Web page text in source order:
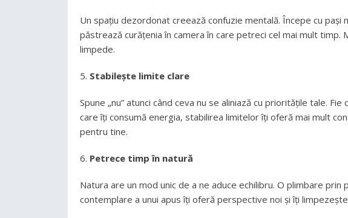
Un spațiu dezordonat creează confuzie mentală. Începe cu pași
păstrează curățenia în camera în care petreci cel mai mult timp.
limpede.
Stabilește limite clare
Spune „nu” atunci când ceva nu se aliniază cu prioritățile tale.
care îți consumă energia, stabilirea limitelor îți oferă mai mult
pentru tine.
Petrece timp în natură
Natura are un mod unic de a ne aduce echilibru. O plimbare prin
contemplare a unui apus îți oferă perspective noi și îți